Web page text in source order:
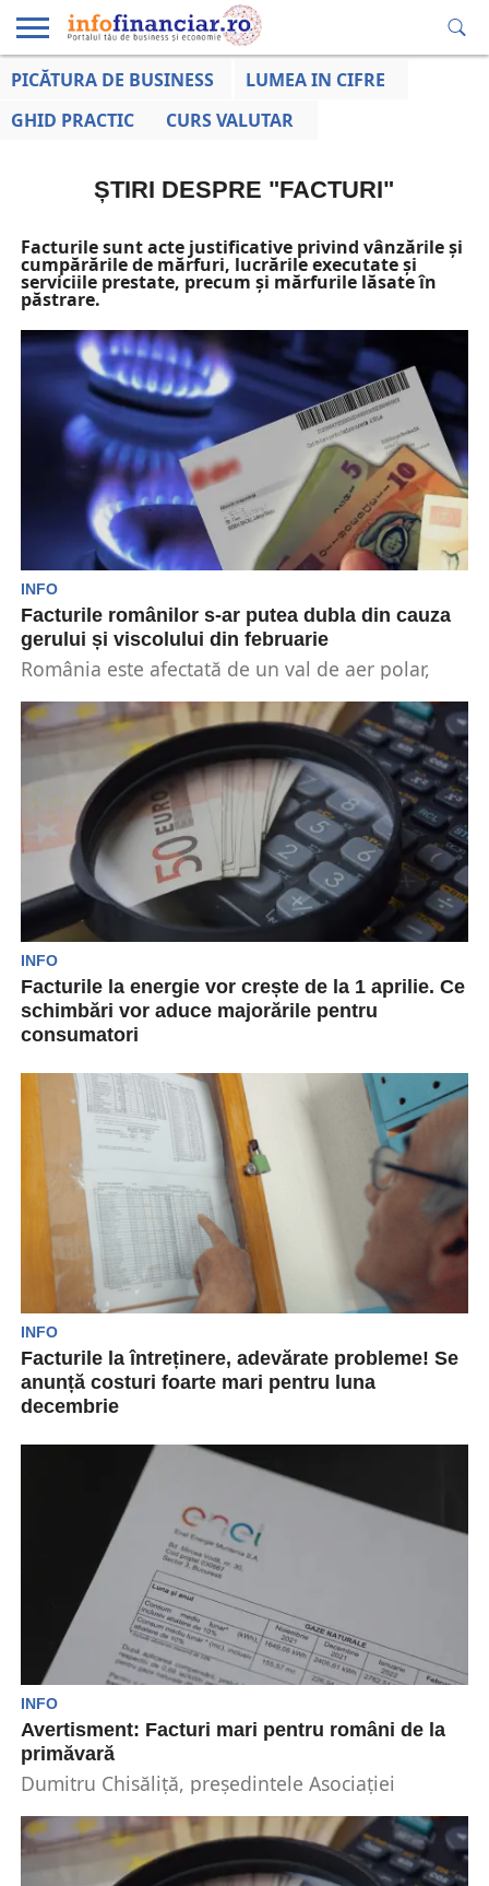
EDUCAȚIE
LA ZI
AFACERILOR
PICĂTURA DE BUSINESS
LUMEA IN CIFRE
GHID PRACTIC
CURS VALUTAR
ȘTIRI DESPRE "FACTURI"
Facturile sunt acte justificative privind vânzările și
cumpărările de mărfuri, lucrările executate și
serviciile prestate, precum și mărfurile lăsate în
păstrare.
INFO
Facturile românilor s-ar putea dubla din cauza
gerului și viscolului din februarie
România este afectată de un val de aer polar,
Avertizările...
INFO
Facturile la energie vor crește de la 1 aprilie. Ce
schimbări vor aduce majorările pentru
consumatori
electrică pentru consumatorii non-vulnerabili ar
putea crește cu...
INFO
Facturile la întreținere, adevărate probleme! Se
anunță costuri foarte mari pentru luna
decembrie
bucureștenii vor fi nevoiți să scoată sume
frumoase de bani...
INFO
Avertisment: Facturi mari pentru români de la
primăvară
Dumitru Chisăliță, președintele Asociației
primăvara anului 2025, românii vor primi...